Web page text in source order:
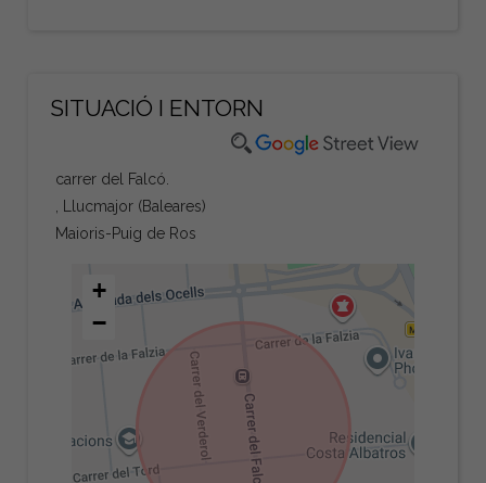
SITUACIÓ I ENTORN
carrer del Falcó.
, Llucmajor (Baleares)
Maioris-Puig de Ros
+
−